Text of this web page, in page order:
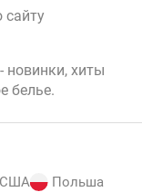
сайту
новинки, хиты
белье.
США Польша